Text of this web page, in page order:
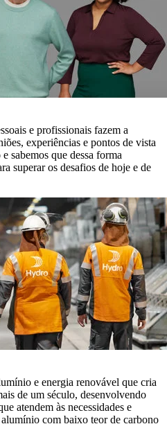
e profissionais fazem a
experiências e pontos de vista
sabemos que dessa forma
superar os desafios de hoje e de
e energia renovável que cria
de um século, desenvolvendo
atendem às necessidades e
com baixo teor de carbono